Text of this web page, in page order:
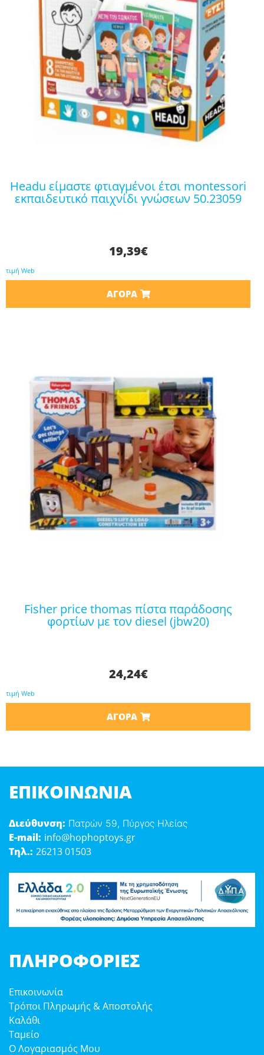
headu είμαστε φτιαγμένοι έτσι montessori
εκπαιδευτικό παιχνίδι γνώσεων 50.23059
19,39€
τιμή Web
ΑΓΟΡΆ
fisher price thomas πίστα παράδοσης
φορτίων με τον diesel (jbw20)
24,24€
τιμή Web
ΑΓΟΡΆ
ΕΠΙΚΟΙΝΩΝΊΑ
Διεύθυνση: Πατρών 59, Πύργος Ηλείας
E-mail: info@hophoptoys.gr
Τηλ.: 26213 01503
ΠΛΗΡΟΦΟΡΊΕΣ
Επικοινωνία
Τρόποι Πληρωμής & Αποστολής
Καλάθι
Ταμείο
Ο Λογαριασμός Μου